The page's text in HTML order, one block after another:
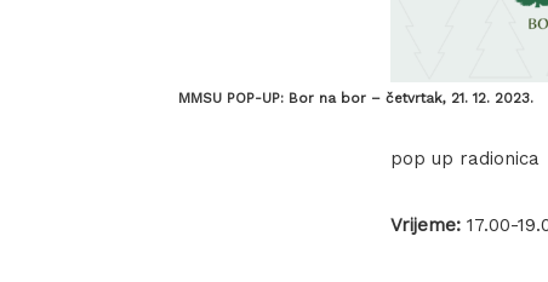
MMSU POP-UP: Bor na bor – četvrtak, 21. 12. 2023.
pop up radionica
Vrijeme: 17.00-